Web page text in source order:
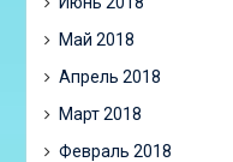
Май 2018
Апрель 2018
Март 2018
Февраль 2018